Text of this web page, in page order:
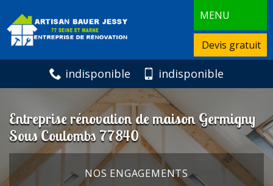
MENU
Devis gratuit
indisponible indisponible
Entreprise rénovation de maison Germigny
Sous Coulombs 77840
NOS ENGAGEMENTS